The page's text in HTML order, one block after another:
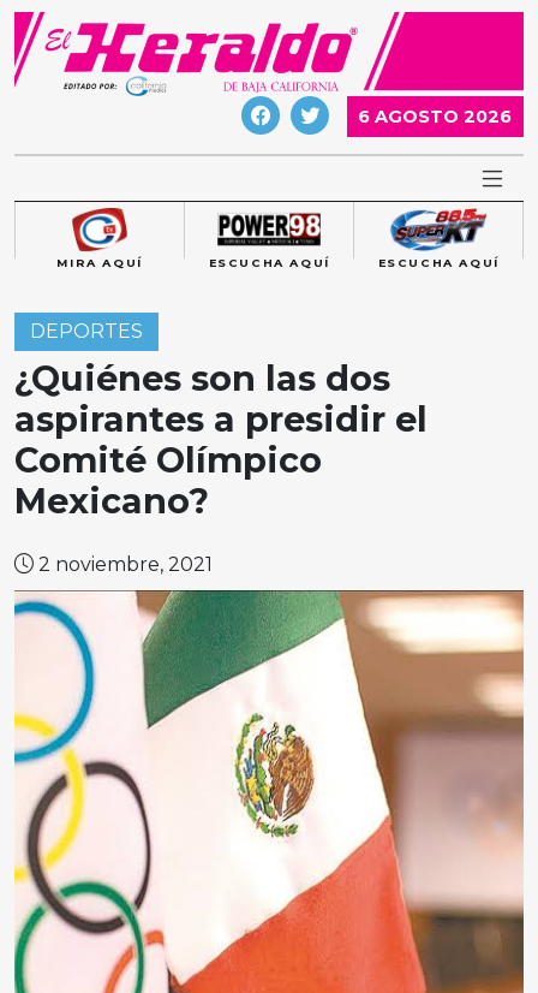
Skip
content
6 AGOSTO 2026
MIRA AQUÍ ESCUCHA AQUÍ ESCUCHA AQUÍ
DEPORTES
¿Quiénes son las dos
aspirantes a presidir el
Comité Olímpico
Mexicano?
2 noviembre, 2021